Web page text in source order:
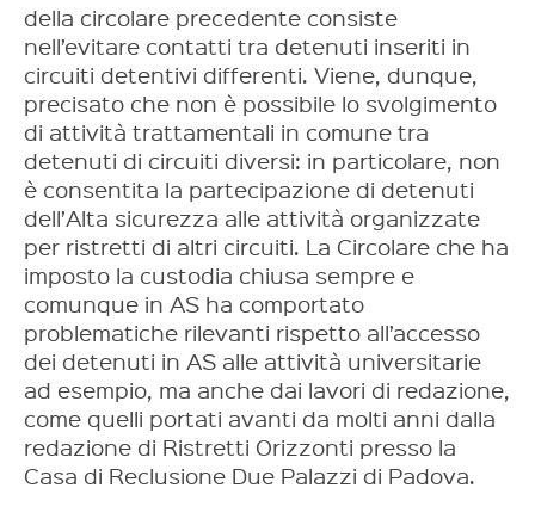
della circolare precedente consiste
nell’evitare contatti tra detenuti inseriti in
circuiti detentivi differenti. Viene, dunque,
precisato che non è possibile lo svolgimento
di attività trattamentali in comune tra
detenuti di circuiti diversi: in particolare, non
è consentita la partecipazione di detenuti
dell’Alta sicurezza alle attività organizzate
per ristretti di altri circuiti. La Circolare che ha
imposto la custodia chiusa sempre e
comunque in AS ha comportato
problematiche rilevanti rispetto all’accesso
dei detenuti in AS alle attività universitarie
ad esempio, ma anche dai lavori di redazione,
come quelli portati avanti da molti anni dalla
redazione di Ristretti Orizzonti presso la
Casa di Reclusione Due Palazzi di Padova.